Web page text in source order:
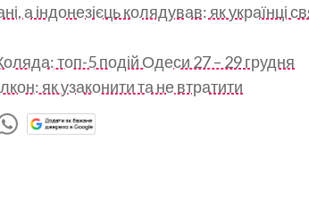
а індонезієць колядував: як українці
топ-5 подій Одеси 27 – 29 грудня
як узаконити та не втратити